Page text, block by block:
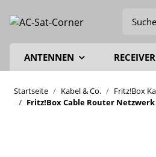
ANTENNEN RECEIVER
Startseite Kabel & Co. Fritz!Box
Fritz!Box Cable Router